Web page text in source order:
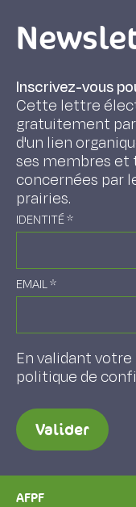
Inscrivez-vous
Cette lettre
gratuitement par
d'un lien
ses membres et
concernées par
prairies.
IDENTITÉ*
EMAIL*
En validant
politique de
Valider
AFPF